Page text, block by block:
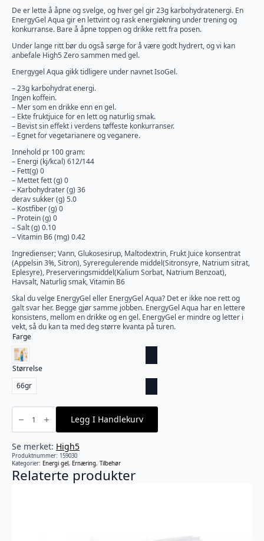
De er lette å åpne og svelge, og hver gel gir 23g karbohydratenergi. En
EnergyGel Aqua gir en lettvint og rask energiøkning under trening og
konkurranse. Bare å åpne toppen og drikke rett fra posen.
Under lange ritt bør du også sørge for å være godt hydrert, og vi kan
anbefale High5 Zero sammen med gel.
Energygel Aqua gikk tidligere under navnet IsoGel.
– 23g karbohydrat energi.
Ingen koffein.
– Mer som en drikke enn en gel.
– Ekte fruktjuice for en lett og naturlig smak.
– Bevist sin effekt i verdens tøffeste konkurranser.
– Egnet for vegetarianere og veganere.
Innehold pr 100 gram:
– Energi (kj/kcal) 612/144
– Fett(g) 0
– Mettet fett (g) 0
– Karbohydrater (g) 36
derav sukker (g) 5.0
– Kostfiber (g) 0
– Protein (g) 0
– Salt (g) 0.10
– Vitamin B6 (mg) 0.42
Ingredienser; Vann, Glukosesirup, Maltodextrin, Frukt Juice konsentrat
(Appelsin 3%, Sitron), Syreregulerende middel(Sitronsyre, Natrium sitrat,
Eplesyre), Preserveringsmiddel(Kalium Sorbat, Natrium Benzoat),
Havsalt, Naturlig smak, Vitamin B6
Skal du velge EnergyGel eller EnergyGel Aqua? Det er ikke noe rett og
galt svar her. Begge gjør samme jobben. EnergyGel Aqua har en lettere
konsistens, mellom en drikke og en gel. EnergyGel er mindre og letter i
vekt, så du kan ta med deg større kvanta på turen.
Farge
Størrelse
66gr
HIGH5
EnergyGel
Aqua
(66gram)
antall
Legg I Handlekurv
Se merket: High5
Produktnummer: 159030
Kategorier: Energi gel, Ernæring, Tilbehør
Relaterte produkter